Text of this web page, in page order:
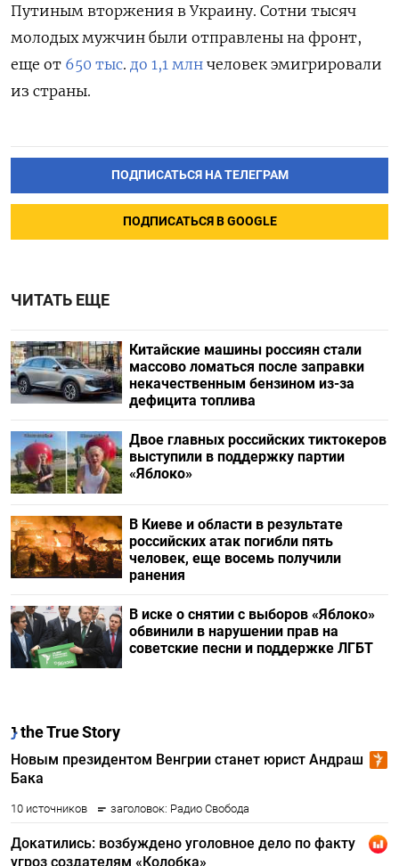
Путиным вторжения в Украину. Сотни тысяч
молодых мужчин были отправлены на фронт,
еще от 650 тыс. до 1,1 млн человек эмигрировали
из страны.
ПОДПИСАТЬСЯ НА ТЕЛЕГРАМ
ПОДПИСАТЬСЯ В GOOGLE
ЧИТАТЬ ЕЩЕ
Китайские машины россиян стали
массово ломаться после заправки
некачественным бензином из-за
дефицита топлива
Двое главных российских тиктокеров
выступили в поддержку партии
«Яблоко»
В Киеве и области в результате
российских атак погибли пять
человек, еще восемь получили
ранения
В иске о снятии с выборов «Яблоко»
обвинили в нарушении прав на
советские песни и поддержке ЛГБТ